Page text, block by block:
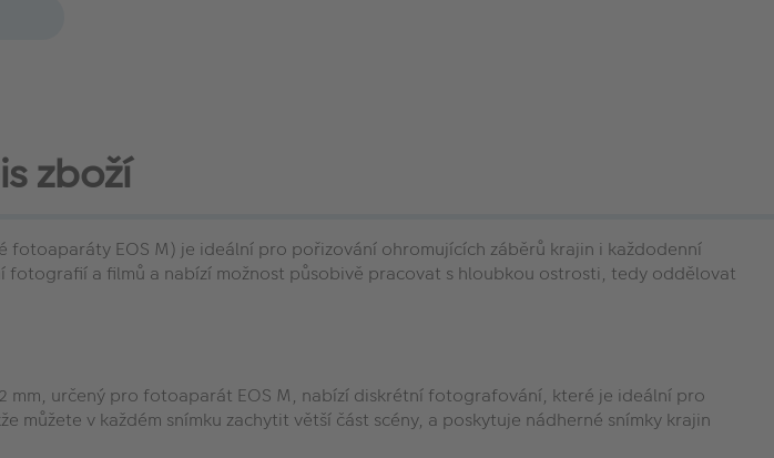
zboží
EOS M) je ideální pro pořizování ohromujících záběrů krajin i každodenní
a filmů a nabízí možnost působivě pracovat s hloubkou ostrosti, tedy oddělovat
určený pro fotoaparát EOS M, nabízí diskrétní fotografování, které je ideální pro
v každém snímku zachytit větší část scény, a poskytuje nádherné snímky krajin